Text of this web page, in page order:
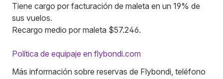
Tiene cargo por facturación de maleta en un 19% de
sus vuelos.
Recargo medio por maleta $57.246.
Política de equipaje en flybondi.com
Más información sobre reservas de Flybondi, teléfono